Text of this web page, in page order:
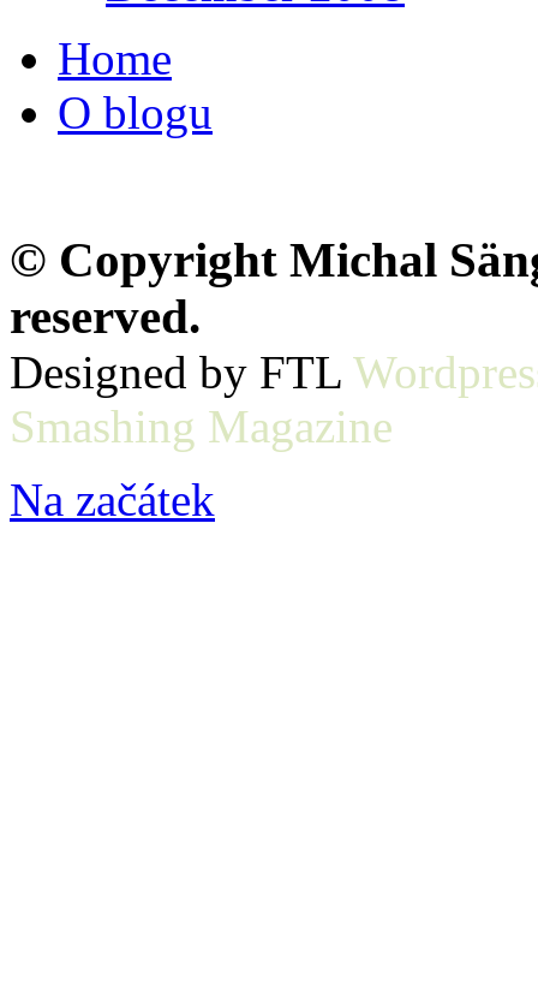
Home
O blogu
© Copyright Michal
reserved.
Designed by FTL
Smashing Magazine
Na začátek